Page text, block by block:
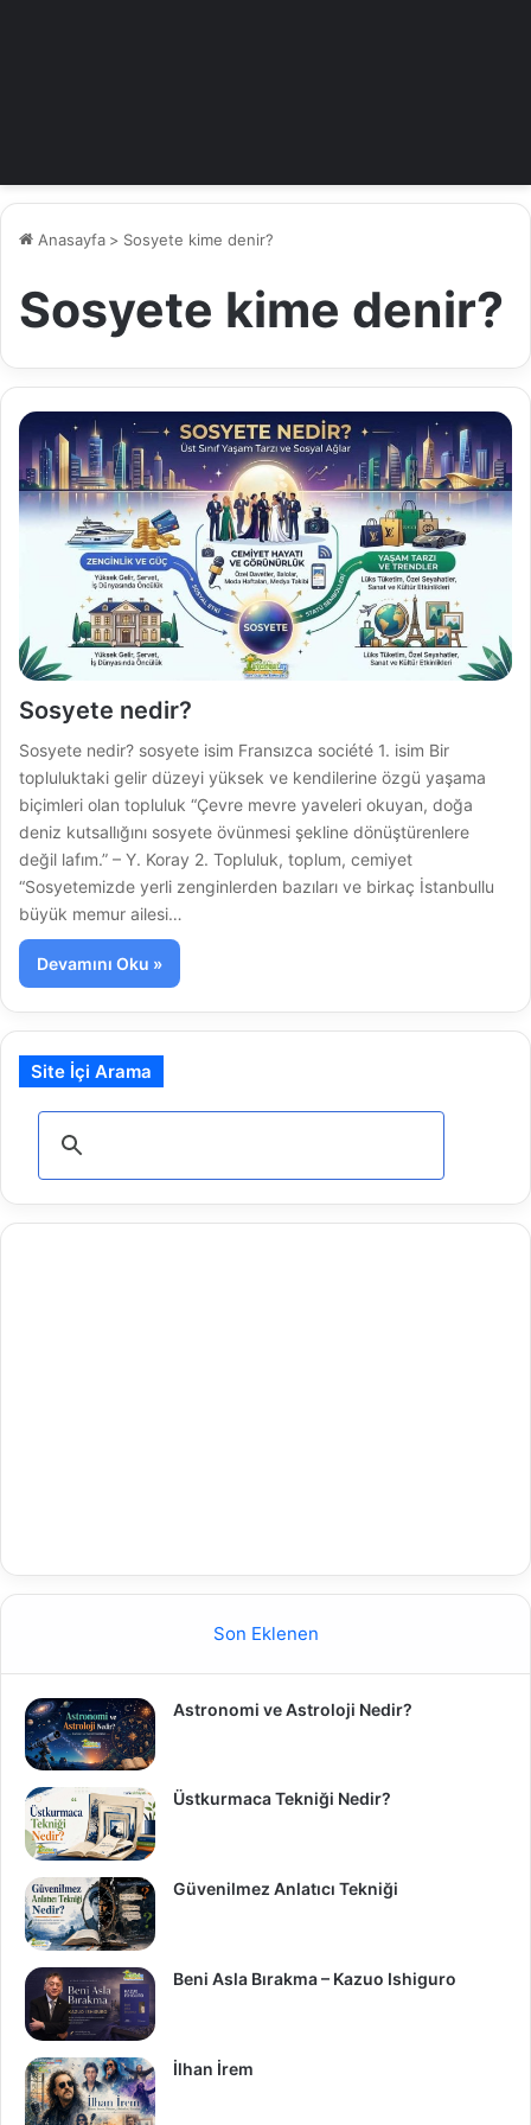
Anasayfa > Sosyete kime denir?
Sosyete kime denir?
Sosyete nedir?
Sosyete nedir? sosyete isim Fransızca société 1. isim Bir
topluluktaki gelir düzeyi yüksek ve kendilerine özgü yaşama
biçimleri olan topluluk “Çevre mevre yaveleri okuyan, doğa
deniz kutsallığını sosyete övünmesi şekline dönüştürenlere
değil lafım.” – Y. Koray 2. Topluluk, toplum, cemiyet
“Sosyetemizde yerli zenginlerden bazıları ve birkaç İstanbullu
büyük memur ailesi…
Devamını Oku »
Site İçi Arama
Son Eklenen
Astronomi ve Astroloji Nedir?
Üstkurmaca Tekniği Nedir?
Güvenilmez Anlatıcı Tekniği
Beni Asla Bırakma – Kazuo Ishiguro
İlhan İrem